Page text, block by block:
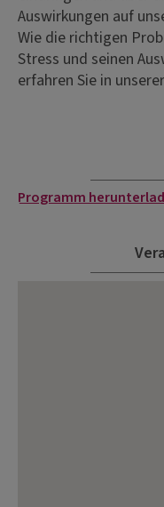
Auswirkungen auf
Wie die richtigen
Stress und seinen
erfahren Sie in
Programm